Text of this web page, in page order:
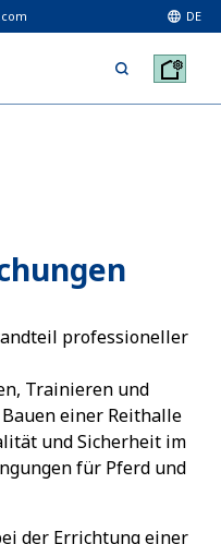
DE
professioneller
Trainieren und
einer Reithalle
und Sicherheit im
für Pferd und
der Errichtung einer